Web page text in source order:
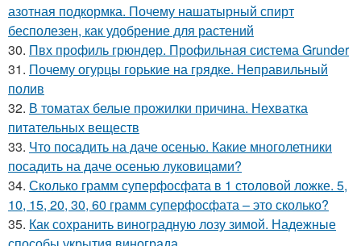
азотная подкормка. Почему нашатырный спирт
бесполезен, как удобрение для растений
30. Пвх профиль грюндер. Профильная система Grunder
31. Почему огурцы горькие на грядке. Неправильный
полив
32. В томатах белые прожилки причина. Нехватка
питательных веществ
33. Что посадить на даче осенью. Какие многолетники
посадить на даче осенью луковицами?
34. Сколько грамм суперфосфата в 1 столовой ложке. 5,
10, 15, 20, 30, 60 грамм суперфосфата – это сколько?
35. Как сохранить виноградную лозу зимой. Надежные